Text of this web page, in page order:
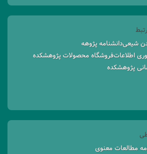
شیعیدانشنامه پژوهه
اطلاعاتفروشگاه محصولات پژوهشکده
پژوهشکده
مطالعات معنوی